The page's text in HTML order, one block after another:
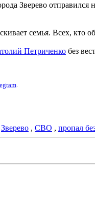
Зверево
семья. Всех, кто
Петриченко без
.
Зверево , СВО , пропал